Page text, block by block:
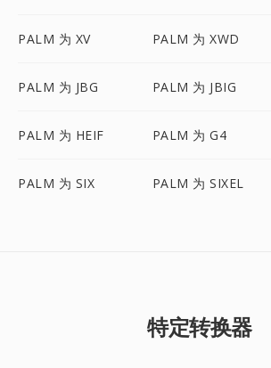
PALM 为 XV PALM 为 XWD
PALM 为 JBG PALM 为 JBIG
PALM 为 HEIF PALM 为 G4
PALM 为 SIX PALM 为 SIXEL
特定转换器